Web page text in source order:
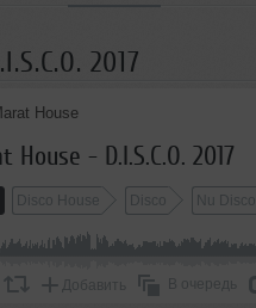
2017
House
House - D.I.S.C.O. 2017
Disco House Disco Nu Disco
Добавить В очередь